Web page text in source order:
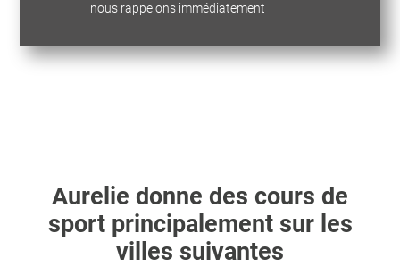
nous rappelons immédiatement
Aurelie donne des cours de
sport principalement sur les
villes suivantes